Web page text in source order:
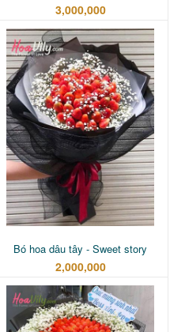
3,000,000
Bó hoa dâu tây - Sweet story
2,000,000